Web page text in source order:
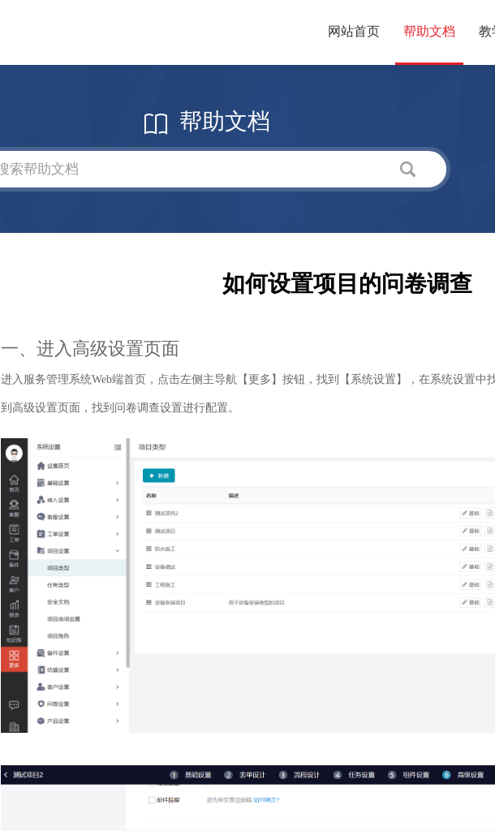
网站首页 帮助文档 教
帮助文档
如何设置项目的问卷调查
一、进入高级设置页面
进入服务管理系统Web端首页，点击左侧主导航【更多】按钮，找到【系统设置】，在系统设置中
到高级设置页面，找到问卷调查设置进行配置。